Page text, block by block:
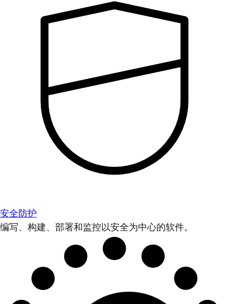
安全防护
编写、构建、部署和监控以安全为中心的软件。